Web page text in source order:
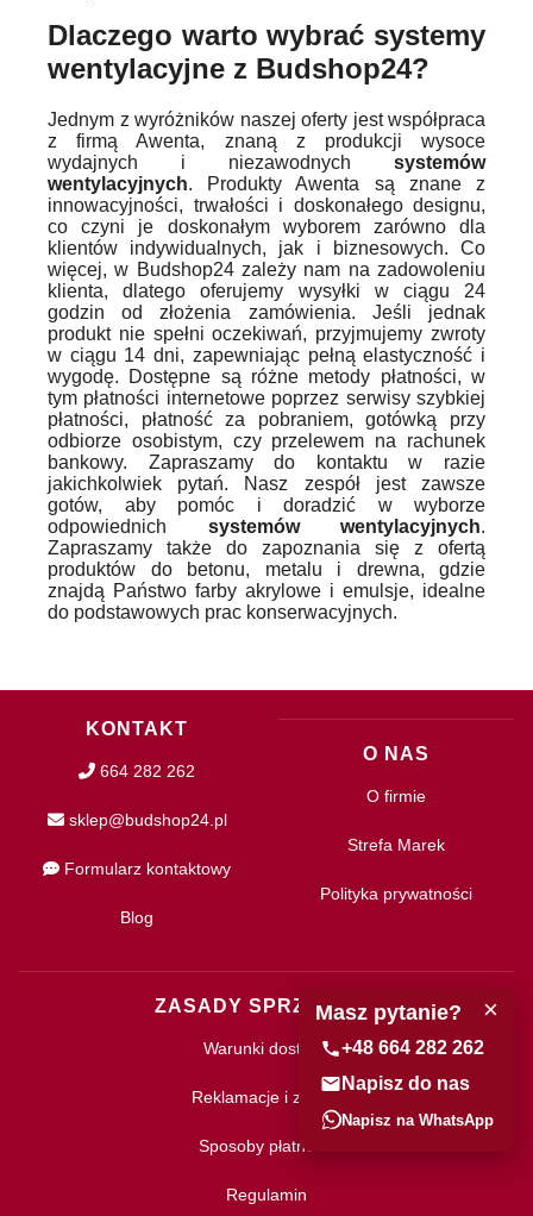
Dlaczego warto wybrać systemy
wentylacyjne z Budshop24?
Jednym z wyróżników naszej oferty jest współpraca
z firmą Awenta, znaną z produkcji wysoce
wydajnych i niezawodnych systemów
wentylacyjnych. Produkty Awenta są znane z
innowacyjności, trwałości i doskonałego designu,
co czyni je doskonałym wyborem zarówno dla
klientów indywidualnych, jak i biznesowych. Co
więcej, w Budshop24 zależy nam na zadowoleniu
klienta, dlatego oferujemy wysyłki w ciągu 24
godzin od złożenia zamówienia. Jeśli jednak
produkt nie spełni oczekiwań, przyjmujemy zwroty
w ciągu 14 dni, zapewniając pełną elastyczność i
wygodę. Dostępne są różne metody płatności, w
tym płatności internetowe poprzez serwisy szybkiej
płatności, płatność za pobraniem, gotówką przy
odbiorze osobistym, czy przelewem na rachunek
bankowy. Zapraszamy do kontaktu w razie
jakichkolwiek pytań. Nasz zespół jest zawsze
gotów, aby pomóc i doradzić w wyborze
odpowiednich systemów wentylacyjnych.
Zapraszamy także do zapoznania się z ofertą
produktów do betonu, metalu i drewna, gdzie
znajdą Państwo farby akrylowe i emulsje, idealne
do podstawowych prac konserwacyjnych.
KONTAKT
664 282 262
sklep@budshop24.pl
Formularz kontaktowy
Blog
O NAS
O firmie
Strefa Marek
Polityka prywatności
ZASADY SPRZEDAŻY
Warunki dostawy
Reklamacje i zwroty
Sposoby płatności
Regulamin
×
Masz pytanie?
+48 664 282 262
Napisz do nas
Napisz na WhatsApp